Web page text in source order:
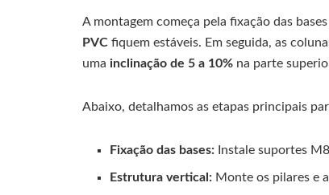
A montagem começa pela fixação das
PVC fiquem estáveis. Em seguida, as
uma inclinação de 5 a 10% na parte
Abaixo, detalhamos as etapas principais
Fixação das bases: Instale suportes
Estrutura vertical: Monte os pilares e